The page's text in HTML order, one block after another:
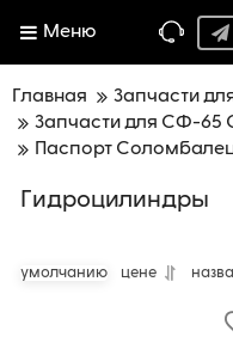
Меню
Главная
Запчасти
Запчасти для СФ-65
Паспорт
Гидроцилиндры
умолчанию цене